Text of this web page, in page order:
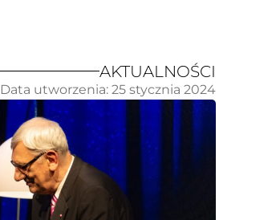
AKTUALNOŚCI
Data utworzenia: 25 stycznia 2024